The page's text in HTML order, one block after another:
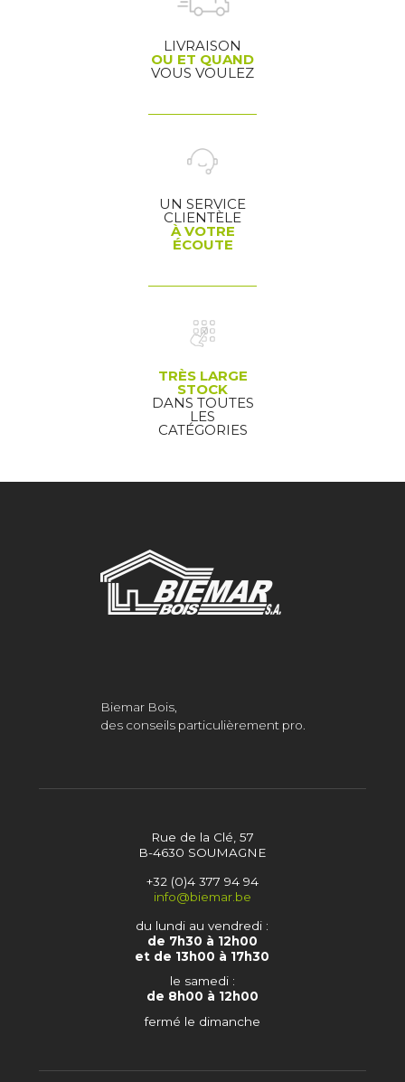
LIVRAISON
OU ET QUAND
VOUS VOULEZ
UN SERVICE
CLIENTÈLE
À VOTRE
ÉCOUTE
TRÈS LARGE
STOCK
DANS TOUTES
LES
CATÉGORIES
Biemar Bois,
des conseils particulièrement pro.
Rue de la Clé, 57
B-4630 SOUMAGNE
+32 (0)4 377 94 94
info@biemar.be
du lundi au vendredi :
de 7h30 à 12h00
et de 13h00 à 17h30
le samedi :
de 8h00 à 12h00
fermé le dimanche